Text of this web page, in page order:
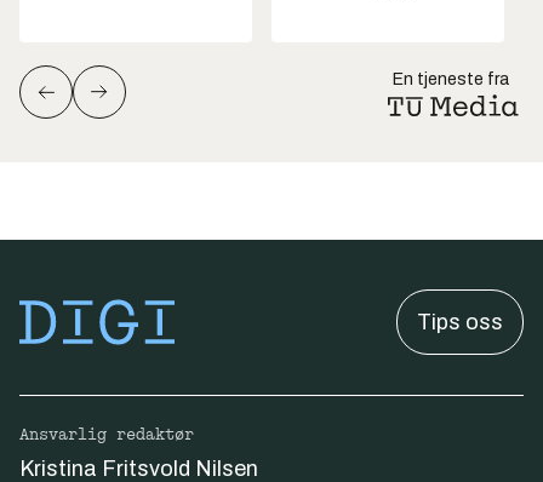
En tjeneste fra
Tips oss
Ansvarlig redaktør
Kristina Fritsvold Nilsen